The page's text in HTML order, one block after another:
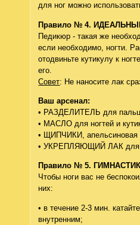
для ног можно
Правило № 4.
Педикюр - такая же
если необходимо, ногти.
отодвиньте кутикулу к
его.
Совет: Не наносите лак
Ваш арсенал:
• РАЗДЕЛИТЕЛЬ для
• МАСЛО для ногтей и
• ЩИПЧИКИ, апельсиновая
• УКРЕПЛЯЮЩИЙ ЛАК для
Правило № 5.
Чтобы ноги вас не
них:
• в течение 2-3 мин.
внутренним;